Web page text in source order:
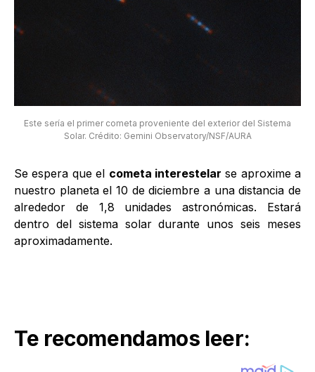
Este sería el primer cometa proveniente del exterior del Sistema
Solar. Crédito: Gemini Observatory/NSF/AURA
Se espera que el cometa interestelar se aproxime a
nuestro planeta el 10 de diciembre a una distancia de
alrededor de 1,8 unidades astronómicas. Estará
dentro del sistema solar durante unos seis meses
aproximadamente.
Te recomendamos leer: